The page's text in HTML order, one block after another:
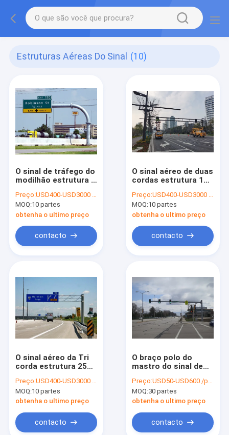
Estruturas Aéreas Do Sinal (10)
O sinal de tráfego do
modilhão estrutura o
estruturas de apoio
do sinal do braço do
mastro
Preço:USD400-USD3000 /piece
MOQ:10 partes
obtenha o ultimo preço
contacto
O sinal aéreo de duas
cordas estrutura 14
pés galvanizaram
quente de Polo
mergulhados
Preço:USD400-USD3000 /piece
MOQ:10 partes
obtenha o ultimo preço
contacto
O sinal aéreo da Tri
corda estrutura 25
galvanizados
mergulhados
quentes de 20 pés
Preço:USD400-USD3000 /piece
MOQ:10 partes
obtenha o ultimo preço
contacto
O braço polo do
mastro do sinal de
iluminação de aço
galvanizada polo 3M
de serviço público
quente
Preço:USD50-USD600 /piece
MOQ:30 partes
obtenha o ultimo preço
contacto